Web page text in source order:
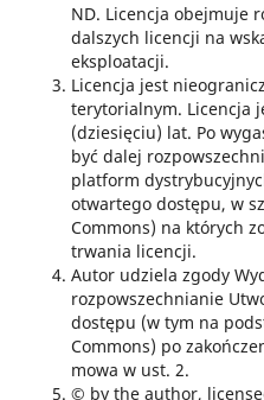
ND. Licencja obejmuje
dalszych licencji na
eksploatacji.
Licencja jest
terytorialnym. Licencja
(dziesięciu) lat. Po
być dalej
platform
otwartego dostępu, w
Commons) na których
trwania licencji.
Autor udziela zgody
rozpowszechnianie
dostępu (w tym na
Commons) po
mowa w ust. 2.
© by the author,